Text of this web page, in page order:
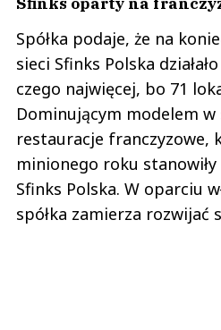
Spółka podaje, że na
sieci Sfinks Polska
czego najwięcej, bo 71
Dominującym modelem
restauracje franczyzowe,
minionego roku
Sfinks Polska. W oparciu
spółka zamierza rozwijać